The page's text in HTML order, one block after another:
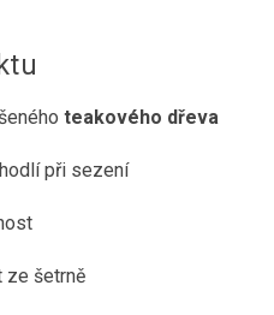
teakového dřeva
při sezení
ze šetrně